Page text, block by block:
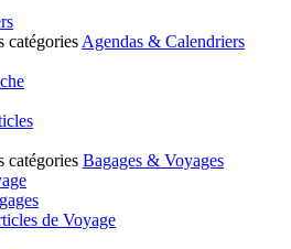
catégories Agendas & Calendriers
catégories Bagages & Voyages
de Voyage